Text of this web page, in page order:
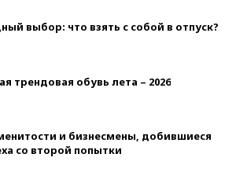
выбор: что взять с собой в отпуск?
трендовая обувь лета – 2026
и бизнесмены, добившиеся
со второй попытки